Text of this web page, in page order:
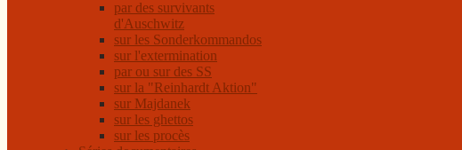
par des survivants
d'Auschwitz
sur les Sonderkommandos
sur l'extermination
par ou sur des SS
sur la "Reinhardt Aktion"
sur Majdanek
sur les ghettos
sur les procès